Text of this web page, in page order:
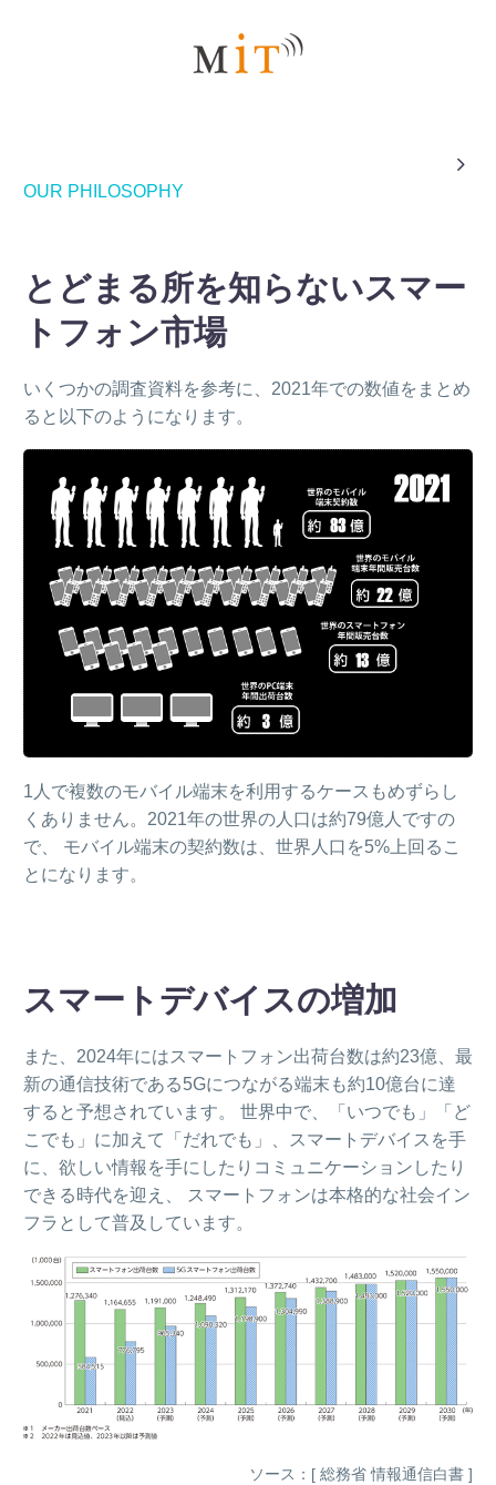

OUR PHILOSOPHY
とどまる所を知らないスマー
トフォン市場
いくつかの調査資料を参考に、2021年での数値をまとめ
ると以下のようになります。
1人で複数のモバイル端末を利用するケースもめずらし
くありません。2021年の世界の人口は約79億人ですの
で、 モバイル端末の契約数は、世界人口を5%上回るこ
とになります。
スマートデバイスの増加
また、2024年にはスマートフォン出荷台数は約23億、最
新の通信技術である5Gにつながる端末も約10億台に達
すると予想されています。 世界中で、「いつでも」「ど
こでも」に加えて「だれでも」、スマートデバイスを手
に、欲しい情報を手にしたりコミュニケーションしたり
できる時代を迎え、 スマートフォンは本格的な社会イン
フラとして普及しています。
ソース：[ 総務省 情報通信白書 ]